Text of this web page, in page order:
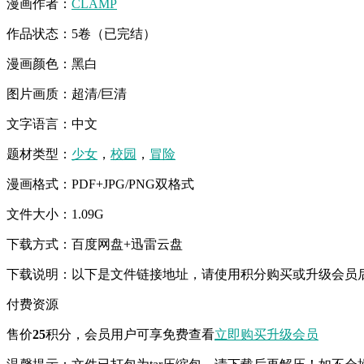
漫画作者： CLAMP
作品状态：5卷（已完结）
漫画颜色：黑白
图片画质：超清/巨清
文字语言：中文
题材类型： 少女 ， 校园 ， 冒险
漫画格式：PDF+JPG/PNG双格式
文件大小：1.09G
下载方式：百度网盘+迅雷云盘
下载说明：以下是文件链接地址，请使用积分购买或升级会员
付费资源
售价25积分 ，会员用户可享免费查看立即购买升级会员